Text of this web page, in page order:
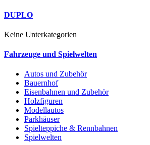
DUPLO
Keine Unterkategorien
Fahrzeuge und Spielwelten
Autos und Zubehör
Bauernhof
Eisenbahnen und Zubehör
Holzfiguren
Modellautos
Parkhäuser
Spielteppiche & Rennbahnen
Spielwelten